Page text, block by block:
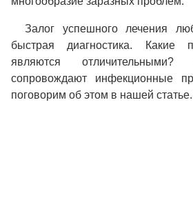
Залог успешного лечения
быстрая диагностика. Какие
являются
сопровождают инфекционные
поговорим об этом в нашей статье.